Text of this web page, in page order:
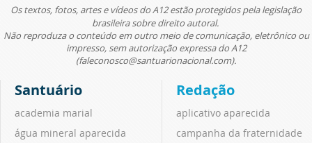
Os textos, fotos, artes e vídeos do A12 estão protegidos pela legislação
brasileira sobre direito autoral.
Não reproduza o conteúdo em outro meio de comunicação, eletrônico ou
impresso, sem autorização expressa do A12
(faleconosco@santuarionacional.com).
Santuário
academia marial
água mineral aparecida
Redação
aplicativo aparecida
campanha da fraternidade